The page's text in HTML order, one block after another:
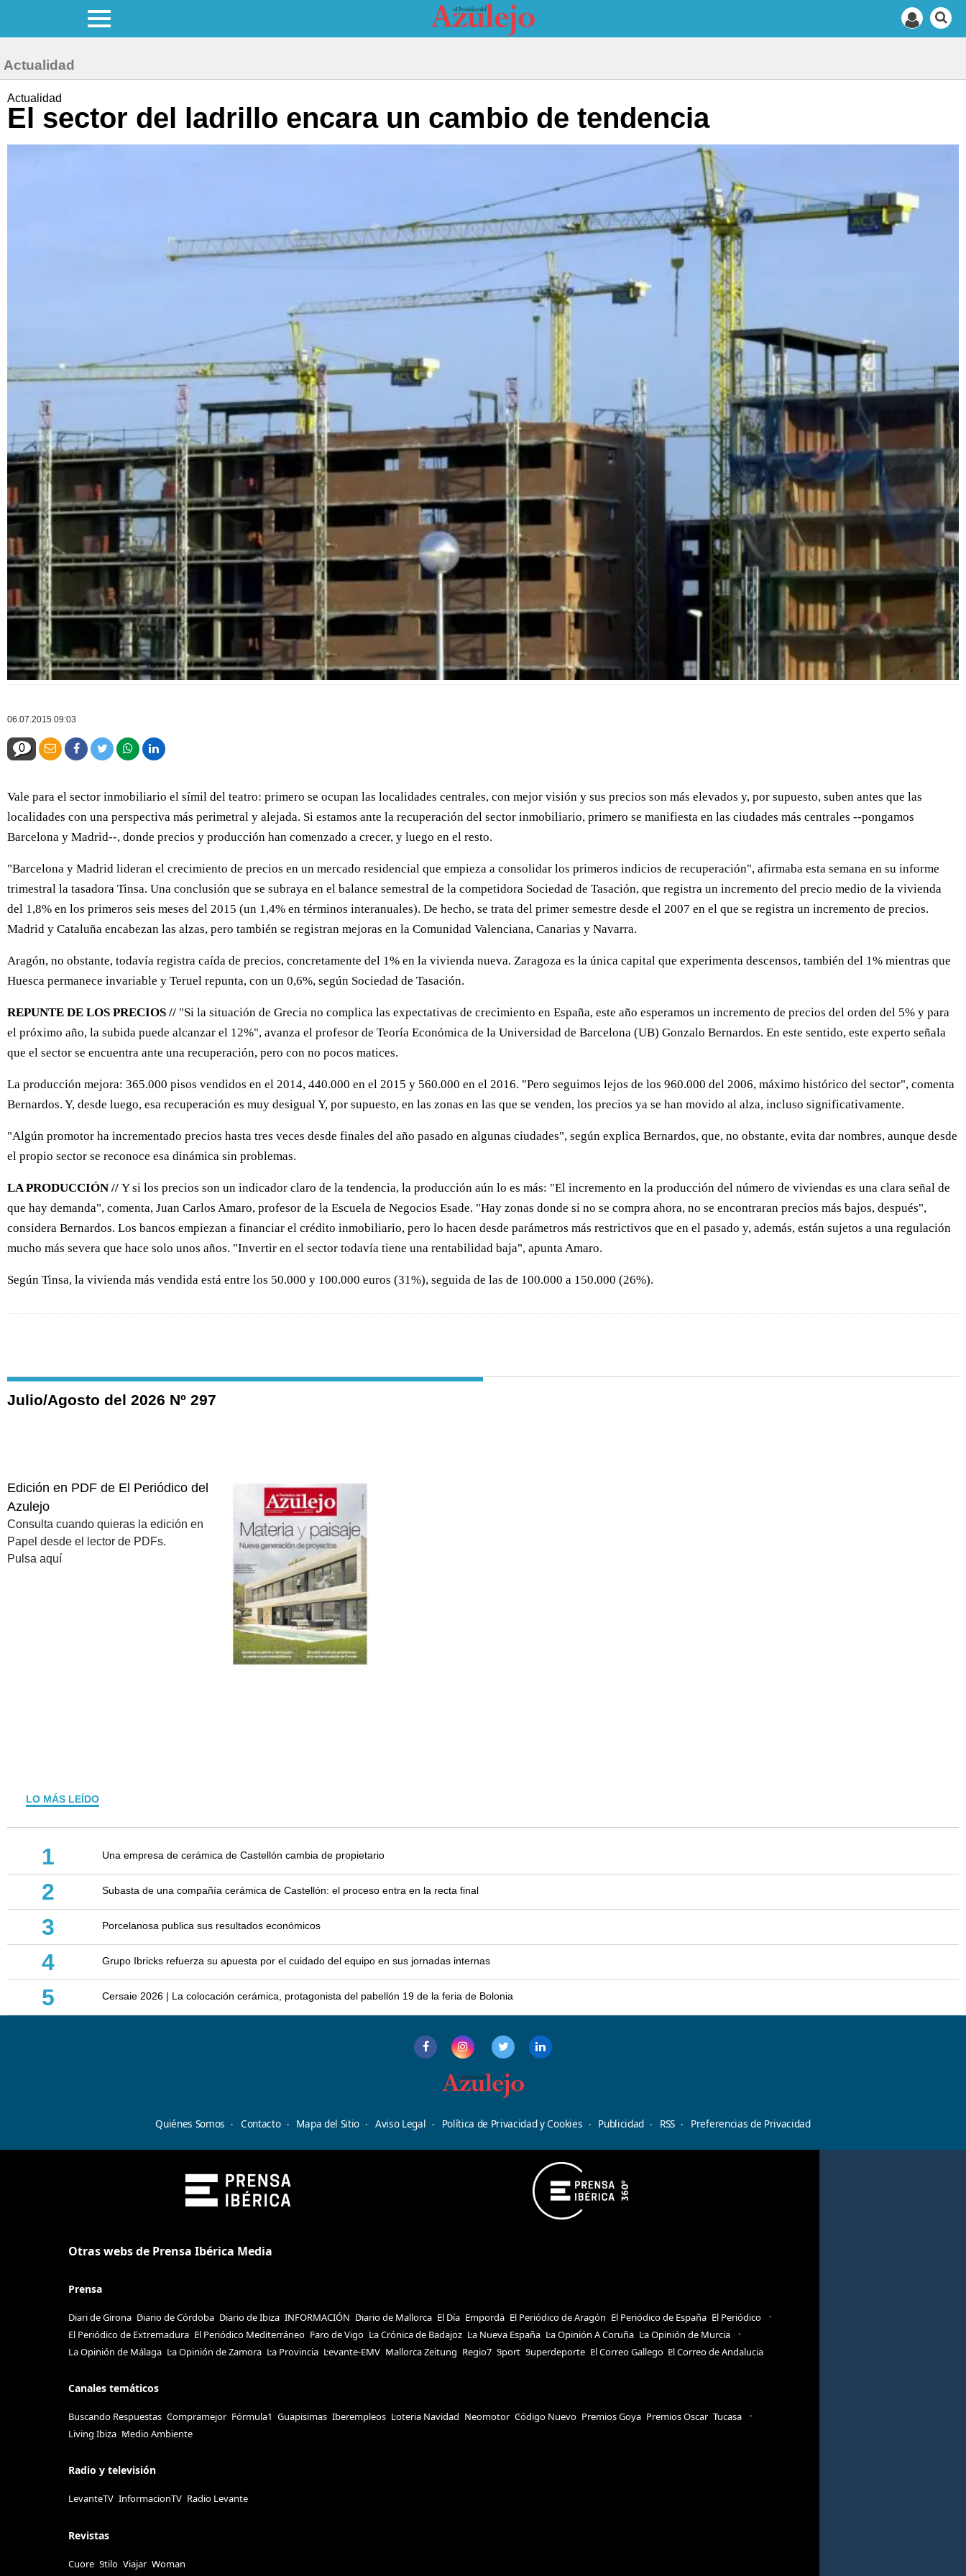
Actualidad
Actualidad
El sector del ladrillo encara un cambio de tendencia
06.07.2015 09:03
0
Vale para el sector inmobiliario el símil del teatro: primero se ocupan las localidades centrales, con mejor visión y sus precios son más elevados y, por supuesto, suben antes que las
localidades con una perspectiva más perimetral y alejada. Si estamos ante la recuperación del sector inmobiliario, primero se manifiesta en las ciudades más centrales --pongamos
Barcelona y Madrid--, donde precios y producción han comenzado a crecer, y luego en el resto.
"Barcelona y Madrid lideran el crecimiento de precios en un mercado residencial que empieza a consolidar los primeros indicios de recuperación", afirmaba esta semana en su informe
trimestral la tasadora Tinsa. Una conclusión que se subraya en el balance semestral de la competidora Sociedad de Tasación, que registra un incremento del precio medio de la vivienda
del 1,8% en los primeros seis meses del 2015 (un 1,4% en términos interanuales). De hecho, se trata del primer semestre desde el 2007 en el que se registra un incremento de precios.
Madrid y Cataluña encabezan las alzas, pero también se registran mejoras en la Comunidad Valenciana, Canarias y Navarra.
Aragón, no obstante, todavía registra caída de precios, concretamente del 1% en la vivienda nueva. Zaragoza es la única capital que experimenta descensos, también del 1% mientras que
Huesca permanece invariable y Teruel repunta, con un 0,6%, según Sociedad de Tasación.
REPUNTE DE LOS PRECIOS // "Si la situación de Grecia no complica las expectativas de crecimiento en España, este año esperamos un incremento de precios del orden del 5% y para
el próximo año, la subida puede alcanzar el 12%", avanza el profesor de Teoría Económica de la Universidad de Barcelona (UB) Gonzalo Bernardos. En este sentido, este experto señala
que el sector se encuentra ante una recuperación, pero con no pocos matices.
La producción mejora: 365.000 pisos vendidos en el 2014, 440.000 en el 2015 y 560.000 en el 2016. "Pero seguimos lejos de los 960.000 del 2006, máximo histórico del sector", comenta
Bernardos. Y, desde luego, esa recuperación es muy desigual Y, por supuesto, en las zonas en las que se venden, los precios ya se han movido al alza, incluso significativamente.
"Algún promotor ha incrementado precios hasta tres veces desde finales del año pasado en algunas ciudades", según explica Bernardos, que, no obstante, evita dar nombres, aunque desde
el propio sector se reconoce esa dinámica sin problemas.
LA PRODUCCIÓN // Y si los precios son un indicador claro de la tendencia, la producción aún lo es más: "El incremento en la producción del número de viviendas es una clara señal de
que hay demanda", comenta, Juan Carlos Amaro, profesor de la Escuela de Negocios Esade. "Hay zonas donde si no se compra ahora, no se encontraran precios más bajos, después",
considera Bernardos. Los bancos empiezan a financiar el crédito inmobiliario, pero lo hacen desde parámetros más restrictivos que en el pasado y, además, están sujetos a una regulación
mucho más severa que hace solo unos años. "Invertir en el sector todavía tiene una rentabilidad baja", apunta Amaro.
Según Tinsa, la vivienda más vendida está entre los 50.000 y 100.000 euros (31%), seguida de las de 100.000 a 150.000 (26%).
Julio/Agosto del 2026 Nº 297
Edición en PDF de El Periódico del
Azulejo
Consulta cuando quieras la edición en
Papel desde el lector de PDFs.
Pulsa aquí
LO MÁS LEÍDO
1 Una empresa de cerámica de Castellón cambia de propietario
2 Subasta de una compañía cerámica de Castellón: el proceso entra en la recta final
3 Porcelanosa publica sus resultados económicos
4 Grupo Ibricks refuerza su apuesta por el cuidado del equipo en sus jornadas internas
5 Cersaie 2026 | La colocación cerámica, protagonista del pabellón 19 de la feria de Bolonia
Quiénes Somos Contacto Mapa del Sitio Aviso Legal Política de Privacidad y Cookies Publicidad RSS Preferencias de Privacidad
Otras webs de Prensa Ibérica Media
Prensa
Diari de Girona Diario de Córdoba Diario de Ibiza INFORMACIÓN Diario de Mallorca El Día Empordà El Periódico de Aragón El Periódico de España El Periódico
El Periódico de Extremadura El Periódico Mediterráneo Faro de Vigo La Crónica de Badajoz La Nueva España La Opinión A Coruña La Opinión de Murcia
La Opinión de Málaga La Opinión de Zamora La Provincia Levante-EMV Mallorca Zeitung Regio7 Sport Superdeporte El Correo Gallego El Correo de Andalucia
Canales temáticos
Buscando Respuestas Compramejor Fórmula1 Guapisimas Iberempleos Loteria Navidad Neomotor Código Nuevo Premios Goya Premios Oscar Tucasa
Living Ibiza Medio Ambiente
Radio y televisión
LevanteTV InformacionTV Radio Levante
Revistas
Cuore Stilo Viajar Woman